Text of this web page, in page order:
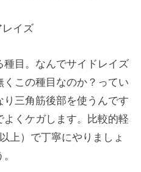
イズ
目。なんでサイドレイズ
この種目なのか？ってい
三角筋後部を使うんです
くケガします。比較的軽
上）で丁寧にやりましょ
。